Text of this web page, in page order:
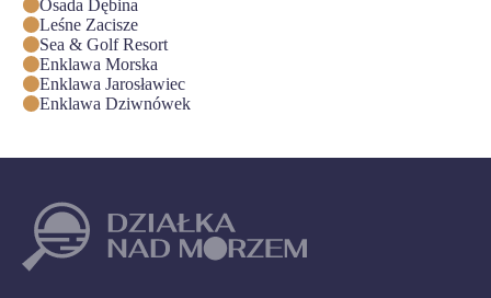
dynamiczny rozwój gminy Bierkowo, co dodatkowo wzmacnia
atrakcyjność tego miejsca jako zakupu o charakterze
inwestycyjnym.
Osada Dębina
Leśne Zacisze
Sea & Golf Resort
Enklawa Morska
Enklawa Jarosławiec
Enklawa Dziwnówek